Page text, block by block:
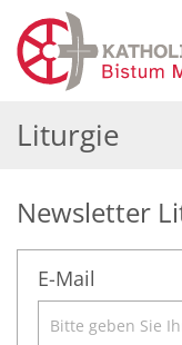
Zum Inhalt springen
Liturgie
Newsletter
E-Mail